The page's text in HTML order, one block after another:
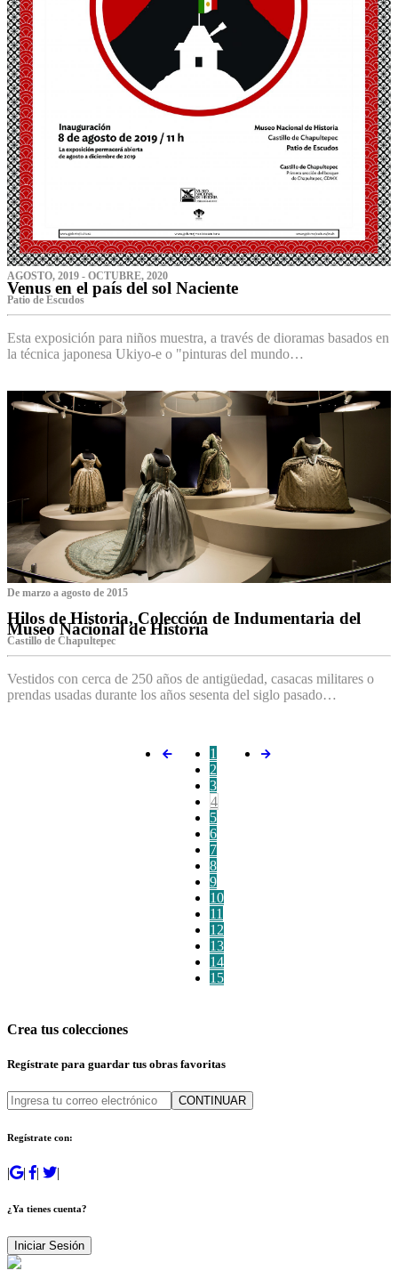
AGOSTO, 2019 - OCTUBRE, 2020
Venus en el país del sol Naciente
P‌atio de Escudos
Esta exposición para niños muestra, a través de dioramas basados en
la técnica japonesa Ukiyo-e o "pinturas del mundo…
De marzo a agosto de 2015
Hilos de Historia, Colección de Indumentaria del
Museo Nacional de Historia
Castillo de Chapultepec
Vestidos con cerca de 250 años de antigüedad, casacas militares o
prendas usadas durante los años sesenta del siglo pasado…
1
2
3
4
5
6
7
8
9
10
11
12
13
14
15
Crea tus colecciones
Regístrate para guardar tus obras favoritas
CONTINUAR
Regístrate con:
| | | |
¿Ya tienes cuenta?
Iniciar Sesión